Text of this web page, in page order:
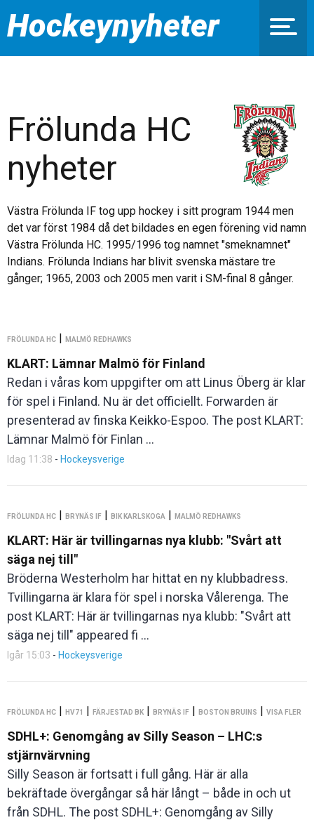
Hockeynyheter
Frölunda HC
nyheter
Västra Frölunda IF tog upp hockey i sitt program 1944 men
det var först 1984 då det bildades en egen förening vid namn
Västra Frölunda HC. 1995/1996 tog namnet "smeknamnet"
Indians. Frölunda Indians har blivit svenska mästare tre
gånger; 1965, 2003 och 2005 men varit i SM-final 8 gånger.
FRÖLUNDA HC | MALMÖ REDHAWKS
KLART: Lämnar Malmö för Finland
Redan i våras kom uppgifter om att Linus Öberg är klar
för spel i Finland. Nu är det officiellt. Forwarden är
presenterad av finska Keikko-Espoo. The post KLART:
Lämnar Malmö för Finlan ...
Idag 11:38 - Hockeysverige
FRÖLUNDA HC | BRYNÄS IF | BIK KARLSKOGA | MALMÖ REDHAWKS
KLART: Här är tvillingarnas nya klubb: "Svårt att
säga nej till"
Bröderna Westerholm har hittat en ny klubbadress.
Tvillingarna är klara för spel i norska Vålerenga. The
post KLART: Här är tvillingarnas nya klubb: "Svårt att
säga nej till" appeared fi ...
Igår 15:03 - Hockeysverige
FRÖLUNDA HC | HV71 | FÄRJESTAD BK | BRYNÄS IF | BOSTON BRUINS | VISA FLER
SDHL+: Genomgång av Silly Season – LHC:s
stjärnvärvning
Silly Season är fortsatt i full gång. Här är alla
bekräftade övergångar så här långt – både in och ut
från SDHL. The post SDHL+: Genomgång av Silly